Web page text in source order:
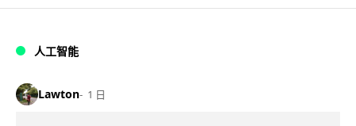
人工智能
Lawton 1 日